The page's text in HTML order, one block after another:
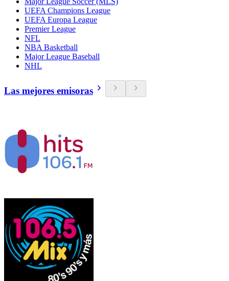
UEFA Champions League
UEFA Europa League
Premier League
NFL
NBA Basketball
Major League Baseball
NHL
Las mejores emisoras